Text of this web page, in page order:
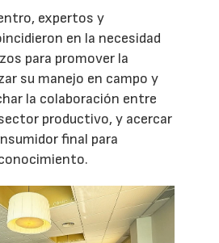
expertos y
en la necesidad
para promover la
su manejo en campo y
la colaboración entre
productivo, y acercar
final para